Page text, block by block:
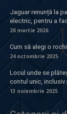
Jaguar renunță la
electric, pentru a
20 martie 2026
Cum să alegi o
24 octombrie 2025
Locul unde se
contul unic,
13 noiembrie 2025